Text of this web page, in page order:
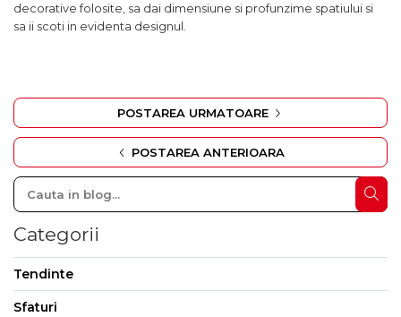
decorative folosite, sa dai dimensiune si profunzime spatiului si
sa ii scoti in evidenta designul.
POSTAREA URMATOARE
POSTAREA ANTERIOARA
Categorii
Tendinte
Sfaturi